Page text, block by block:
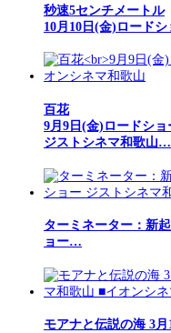
秒速5センチメートル
10月10日(金)ロードシ
百花
9月9日(金)ロードショ
ジストシネマ和歌山…
ターミネーター：新
ョー…
モアナと伝説の海 3